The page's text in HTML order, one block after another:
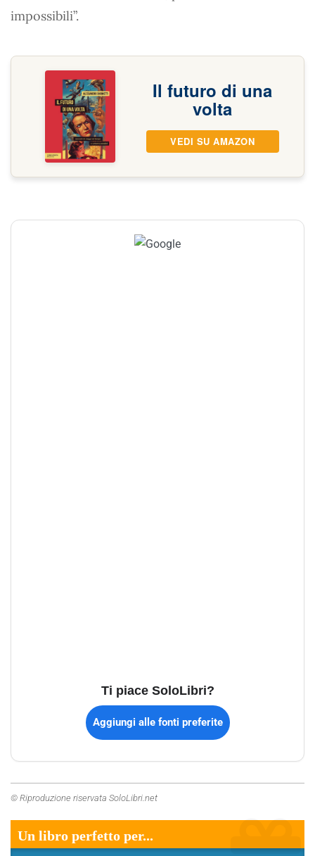
impossibili”.
Il futuro di una
volta
VEDI SU AMAZON
Ti piace SoloLibri?
Aggiungi alle fonti preferite
© Riproduzione riservata SoloLibri.net
Un libro perfetto per...